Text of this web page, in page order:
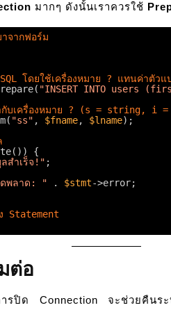
มากๆ ดังนั้นเราควรใช้
จากฟอร์ม
โดยใช้เครื่องหมาย ? แทนค่าตัวแ
"INSERT INTO users
กับเครื่องหมาย ? (s = string, i
"ss" , $fname, $lname);
{
สำเร็จ!" ;
ดพลาด: " . $stmt->error;
Statement
ต่อ
ารปิด Connection จะช่วยคืน